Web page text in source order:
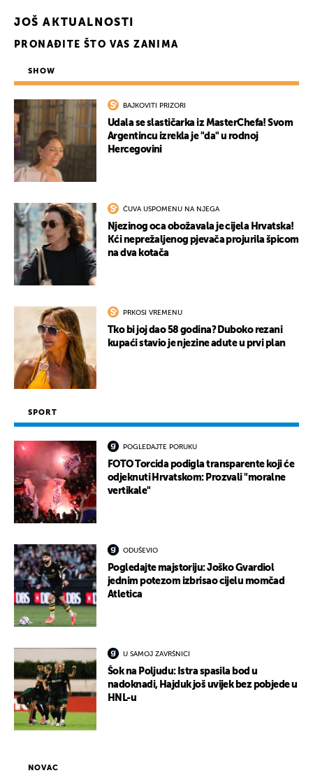
JOŠ AKTUALNOSTI
PRONAĐITE ŠTO VAS ZANIMA
SHOW
BAJKOVITI PRIZORI
Udala se slastičarka iz MasterChefa! Svom
Argentincu izrekla je "da" u rodnoj
Hercegovini
ČUVA USPOMENU NA NJEGA
Njezinog oca obožavala je cijela Hrvatska!
Kći neprežaljenog pjevača projurila špicom
na dva kotača
PRKOSI VREMENU
Tko bi joj dao 58 godina? Duboko rezani
kupaći stavio je njezine adute u prvi plan
SPORT
POGLEDAJTE PORUKU
FOTO Torcida podigla transparente koji će
odjeknuti Hrvatskom: Prozvali "moralne
vertikale"
ODUŠEVIO
Pogledajte majstoriju: Joško Gvardiol
jednim potezom izbrisao cijelu momčad
Atletica
U SAMOJ ZAVRŠNICI
Šok na Poljudu: Istra spasila bod u
nadoknadi, Hajduk još uvijek bez pobjede u
HNL-u
NOVAC